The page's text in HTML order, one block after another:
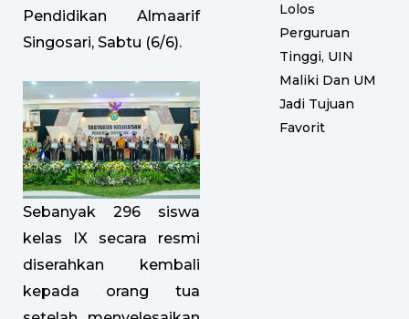
Pendidikan Almaarif
Singosari, Sabtu (6/6).
Sebanyak 296 siswa
kelas IX secara resmi
diserahkan kembali
kepada orang tua
Lolos
Perguruan
Tinggi, UIN
Maliki Dan UM
Jadi Tujuan
Favorit